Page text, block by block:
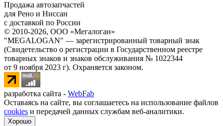
Продажа автозапчастей
для Рено и Ниссан
с доставкой по России
© 2010-2026, ООО «Мегалоган»
"MEGALOGAN" — зарегистрированный товарный знак
(Свидетельство о регистрации в Государственном реестре
товарных знаков и знаков обслуживания № 1022344
от 9 ноября 2023 г). Охраняется законом.
разработка сайта - WebFab
Оставаясь на сайте, вы соглашаетесь на использование файлов
cookies и передачей данных службам веб-аналитики.
Хорошо